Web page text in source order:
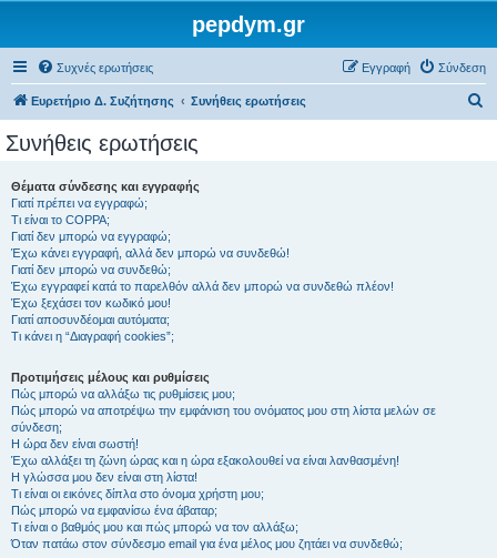
pepdym.gr
Συχνές ερωτήσεις Σύνδεση
Εγγραφή
Ευρετήριο Δ. Συζήτησης Συνήθεις ερωτήσεις
Συνήθεις ερωτήσεις
Θέματα σύνδεσης και εγγραφής
Γιατί πρέπει να εγγραφώ;
Τι είναι το COPPA;
Γιατί δεν μπορώ να εγγραφώ;
Έχω κάνει εγγραφή, αλλά δεν μπορώ να συνδεθώ!
Γιατί δεν μπορώ να συνδεθώ;
Έχω εγγραφεί κατά το παρελθόν αλλά δεν μπορώ να συνδεθώ πλέον!
Έχω ξεχάσει τον κωδικό μου!
Γιατί αποσυνδέομαι αυτόματα;
Τι κάνει η “Διαγραφή cookies”;
Προτιμήσεις μέλους και ρυθμίσεις
Πώς μπορώ να αλλάξω τις ρυθμίσεις μου;
Πώς μπορώ να αποτρέψω την εμφάνιση του ονόματος μου στη λίστα μελών σε
σύνδεση;
Η ώρα δεν είναι σωστή!
Έχω αλλάξει τη ζώνη ώρας και η ώρα εξακολουθεί να είναι λανθασμένη!
Η γλώσσα μου δεν είναι στη λίστα!
Τι είναι οι εικόνες δίπλα στο όνομα χρήστη μου;
Πώς μπορώ να εμφανίσω ένα άβαταρ;
Τι είναι ο βαθμός μου και πώς μπορώ να τον αλλάξω;
Όταν πατάω στον σύνδεσμο email για ένα μέλος μου ζητάει να συνδεθώ;